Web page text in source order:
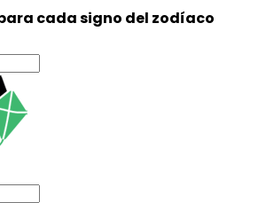
cada signo del zodíaco